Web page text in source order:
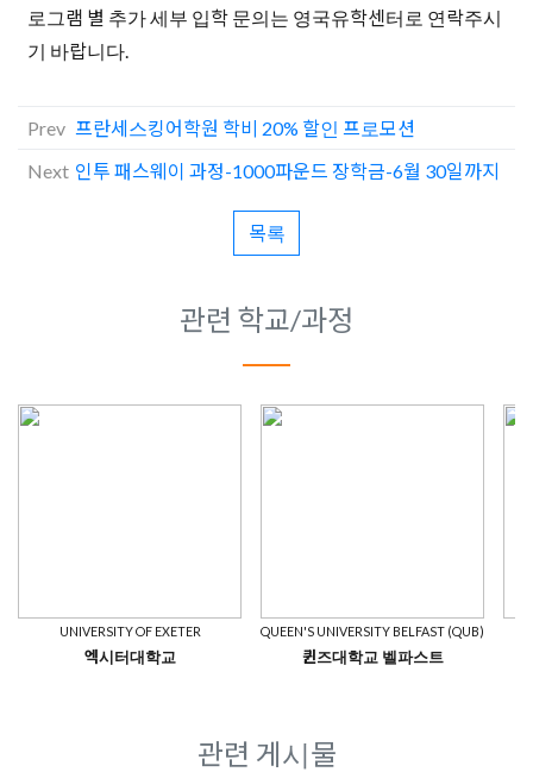
로그램 별 추가 세부 입학 문의는 영국유학센터로 연락주시
기 바랍니다.
Prev 프란세스킹어학원 학비 20% 할인 프로모션
Next 인투 패스웨이 과정-1000파운드 장학금-6월 30일까지
목록
관련 학교/과정
UNIVERSITY OF EXETER
엑시터대학교
QUEEN'S UNIVERSITY BELFAST (QUB)
퀸즈대학교 벨파스트
관련 게시물